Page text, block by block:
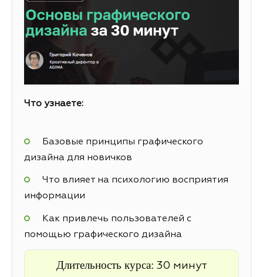
Что узнаете:
Базовые принципы графического
дизайна для новичков
Что влияет на психологию восприятия
информации
Как привлечь пользователей с
помощью графического дизайна
Длительность курса: 30 минут